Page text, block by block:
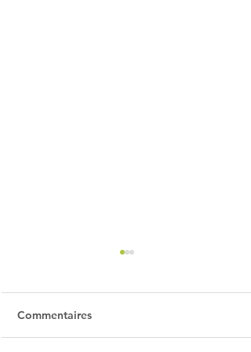
Commentaires